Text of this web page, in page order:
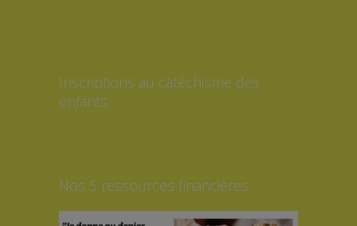
Inscriptions au catéchisme des
enfants
Nos 5 ressources financières